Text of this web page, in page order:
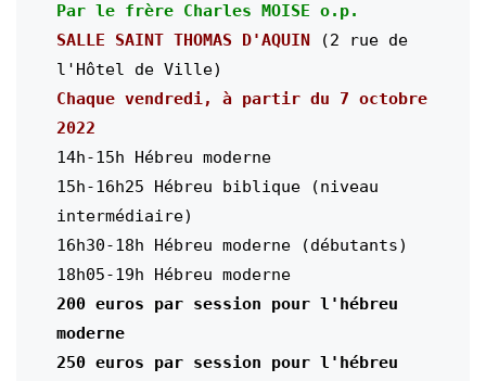
Par le frère Charles MOISE o.p.
SALLE SAINT THOMAS D'AQUIN
(2 rue de
l'Hôtel de Ville)
Chaque vendredi, à partir du 7 octobre
2022
14h-15h Hébreu moderne
15h-16h25 Hébreu biblique (niveau
intermédiaire)
16h30-18h Hébreu moderne (débutants)
18h05-19h Hébreu moderne
200 euros par session pour l'hébreu
moderne
250 euros par session pour l'hébreu